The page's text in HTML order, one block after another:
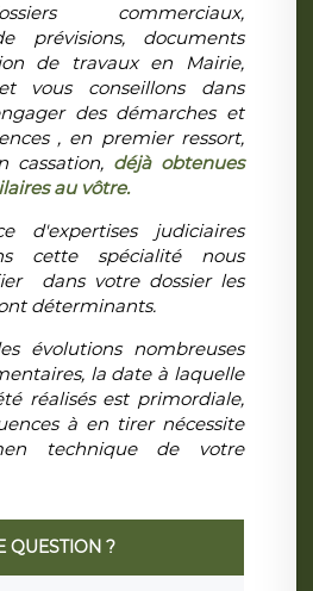
commerciaux,
prévisions, documents
de travaux en Mairie,
vous conseillons dans
des démarches et
, en premier ressort,
cassation, déjà obtenues
au vôtre.
d'expertises judiciaires
cette spécialité nous
dans votre dossier les
déterminants.
évolutions nombreuses
la date à laquelle
réalisés est primordiale,
à en tirer nécessite
technique de votre
QUESTION ?